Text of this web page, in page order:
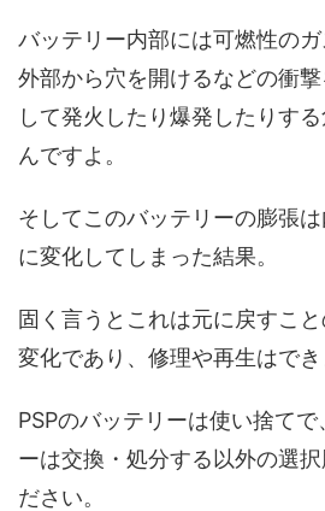
バッテリー内部には可燃性のガ
外部から穴を開けるなどの衝
して発火したり爆発したりす
んですよ。
そしてこのバッテリーの膨張
に変化してしまった結果。
固く言うとこれは元に戻すこ
変化であり、修理や再生はでき
PSPのバッテリーは使い捨て
ーは交換・処分する以外の選
ださい。